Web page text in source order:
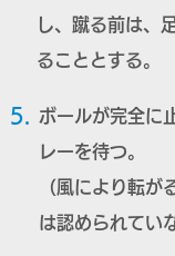
し、蹴る前は、
ることとする。
5.
ボールが完全に
レーを待つ。
（風により転が
は認められてい